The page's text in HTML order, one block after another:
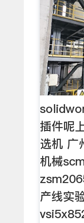
插件呢
选机 广
机械
产线实